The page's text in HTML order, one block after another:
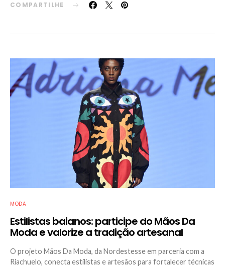
COMPARTILHE
MODA
Estilistas baianos: participe do Mãos Da
Moda e valorize a tradição artesanal
O projeto Mãos Da Moda, da Nordestesse em parceria com a
Riachuelo, conecta estilistas e artesãos para fortalecer técnicas